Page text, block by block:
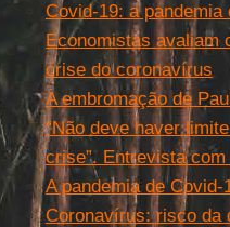
Covid-19: a
Economistas avaliam
crise do coronavírus
A embromação de
“Não deve haver
crise”. Entrevista
A pandemia de
Coronavírus: risco da